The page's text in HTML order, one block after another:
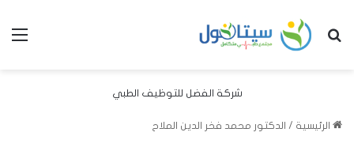
بحث عن
شركة الفضل للتوظيف الطبي
الرئيسية / الدكتور محمد فخر الدين الملاح